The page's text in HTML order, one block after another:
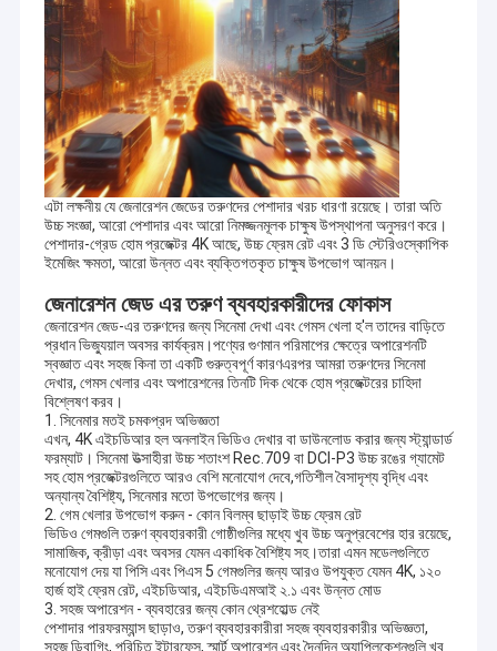
এটা লক্ষনীয় যে জেনারেশন জেডের তরুণদের পেশাদার খরচ ধারণা রয়েছে। তারা অতি
উচ্চ সংজ্ঞা, আরো পেশাদার এবং আরো নিমজ্জনমূলক চাক্ষুষ উপস্থাপনা অনুসরণ করে।
পেশাদার-গ্রেড হোম প্রজেক্টর 4K আছে, উচ্চ ফ্রেম রেট এবং 3 ডি স্টেরিওস্কোপিক
ইমেজিং ক্ষমতা, আরো উন্নত এবং ব্যক্তিগতকৃত চাক্ষুষ উপভোগ আনয়ন।
জেনারেশন জেড এর তরুণ ব্যবহারকারীদের ফোকাস
জেনারেশন জেড-এর তরুণদের জন্য সিনেমা দেখা এবং গেমস খেলা হ'ল তাদের বাড়িতে
প্রধান ভিজ্যুয়াল অবসর কার্যক্রম।পণ্যের গুণমান পরিমাপের ক্ষেত্রে অপারেশনটি
স্বজ্ঞাত এবং সহজ কিনা তা একটি গুরুত্বপূর্ণ কারণএরপর আমরা তরুণদের সিনেমা
দেখার, গেমস খেলার এবং অপারেশনের তিনটি দিক থেকে হোম প্রজেক্টরের চাহিদা
বিশ্লেষণ করব।
1. সিনেমার মতই চমকপ্রদ অভিজ্ঞতা
এখন, 4K এইচডিআর হল অনলাইন ভিডিও দেখার বা ডাউনলোড করার জন্য স্ট্যান্ডার্ড
ফরম্যাট। সিনেমা উত্সাহীরা উচ্চ শতাংশ Rec.709 বা DCI-P3 উচ্চ রঙের গ্যামেট
সহ হোম প্রজেক্টরগুলিতে আরও বেশি মনোযোগ দেবে,গতিশীল বৈসাদৃশ্য বৃদ্ধি এবং
অন্যান্য বৈশিষ্ট্য, সিনেমার মতো উপভোগের জন্য।
2. গেম খেলার উপভোগ করুন - কোন বিলম্ব ছাড়াই উচ্চ ফ্রেম রেট
ভিডিও গেমগুলি তরুণ ব্যবহারকারী গোষ্ঠীগুলির মধ্যে খুব উচ্চ অনুপ্রবেশের হার রয়েছে,
সামাজিক, ক্রীড়া এবং অবসর যেমন একাধিক বৈশিষ্ট্য সহ।তারা এমন মডেলগুলিতে
মনোযোগ দেয় যা পিসি এবং পিএস 5 গেমগুলির জন্য আরও উপযুক্ত যেমন 4K, ১২০
হার্জ হাই ফ্রেম রেট, এইচডিআর, এইচডিএমআই ২.১ এবং উন্নত মোড
3. সহজ অপারেশন - ব্যবহারের জন্য কোন থ্রেশহোল্ড নেই
পেশাদার পারফরম্যান্স ছাড়াও, তরুণ ব্যবহারকারীরা সহজ ব্যবহারকারীর অভিজ্ঞতা,